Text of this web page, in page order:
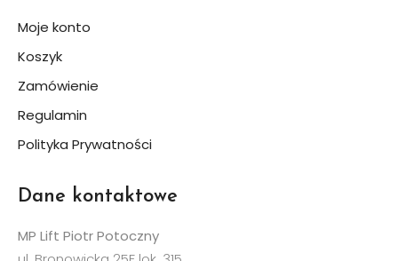
Moje konto
Koszyk
Zamówienie
Regulamin
Polityka Prywatności
Dane kontaktowe
MP Lift Piotr Potoczny